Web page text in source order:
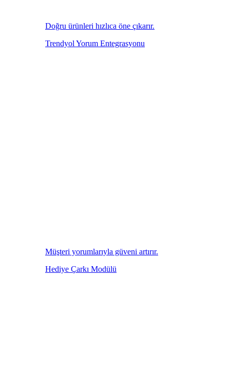
Doğru ürünleri hızlıca öne çıkarır.
Trendyol Yorum Entegrasyonu
Müşteri yorumlarıyla güveni artırır.
Hediye Çarkı Modülü